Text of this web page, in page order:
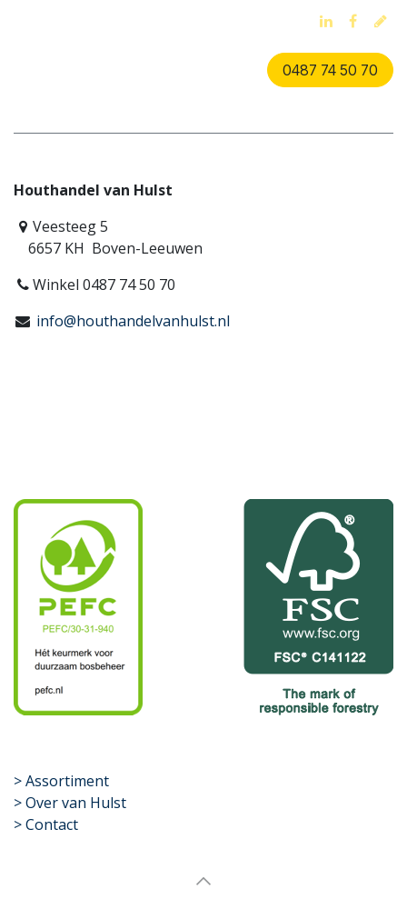
0487 74 50 70
Houthandel van Hulst
Veesteeg 5
6657 KH Boven-Leeuwen
Winkel 0487 74 50 70
info@houthandelvanhulst.nl
​>Assortiment
> Over van Hulst
> Contact